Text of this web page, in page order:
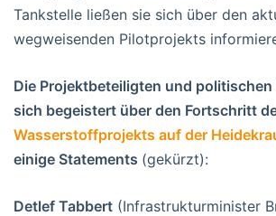
Tankstelle ließen sie sich über den
wegweisenden Pilotprojekts
Die Projektbeteiligten und
sich begeistert über den Fortschritt
Wasserstoffprojekts auf der
einige Statements (gekürzt):
Detlef Tabbert (Infrastrukturminister